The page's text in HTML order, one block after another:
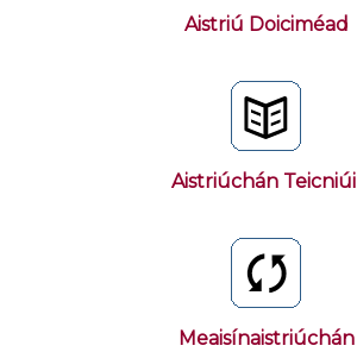
Aistriú Doiciméad
Aistriúchán Teicniúil
Meaisínaistriúchán